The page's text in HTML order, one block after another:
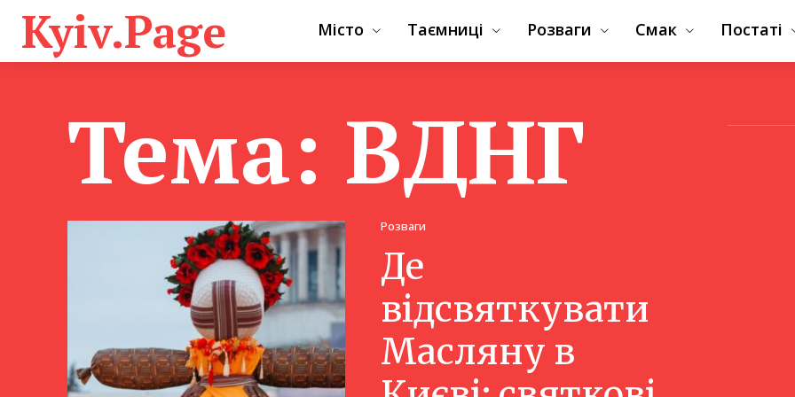
Kyiv.Page Місто Таємниці Розваги Смак Постаті
Тема: ВДНГ
Розваги
Де
відсвяткувати
Масляну в